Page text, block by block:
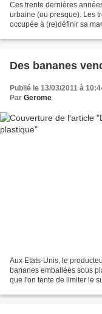
Ces trente dernières
urbaine (ou presque). Les
occupée à (re)définir sa
Des bananes
Publié le 13/03/2011 à
Par Gerome
Aux Etats-Unis, le
bananes emballées sous
que l'on tente de limiter le